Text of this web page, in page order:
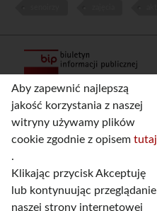
Aby zapewnić najlepszą
jakość korzystania z naszej
witryny używamy plików
cookie zgodnie z opisem tutaj
.
Klikając przycisk Akceptuję
lub kontynuując przeglądanie
naszej strony internetowej